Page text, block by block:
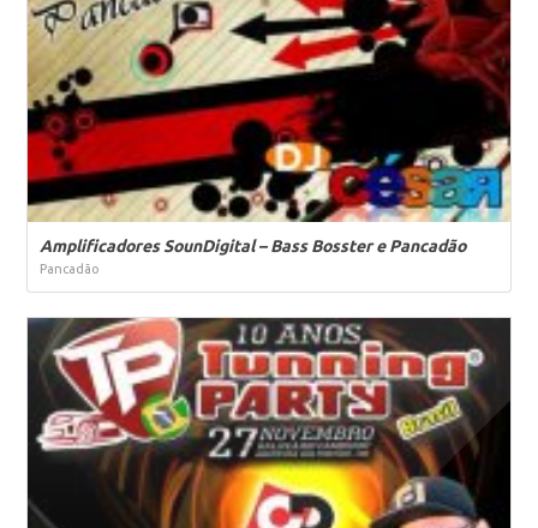
Amplificadores SounDigital – Bass Bosster e Pancadão
Pancadão